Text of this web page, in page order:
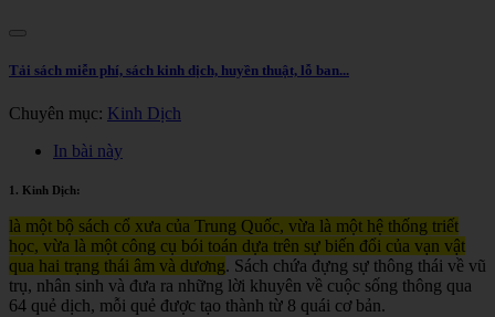
Tải sách miễn phí, sách kinh dịch, huyền thuật, lỗ ban...
Chuyên mục: Kinh Dịch
In bài này
1. Kinh Dịch:
là một bộ sách cổ xưa của Trung Quốc, vừa là một hệ thống triết
học, vừa là một công cụ bói toán dựa trên sự biến đổi của vạn vật
qua hai trạng thái âm và dương. Sách chứa đựng sự thông thái về vũ
trụ, nhân sinh và đưa ra những lời khuyên về cuộc sống thông qua
64 quẻ dịch, mỗi quẻ được tạo thành từ 8 quái cơ bản.